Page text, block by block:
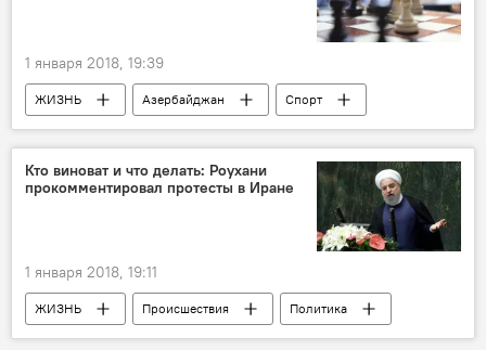
1 января 2018, 19:39
ЖИЗНЬ Азербайджан
Спорт
Новости
Новости мира
Кто виноват и что делать: Роухани
прокомментировал протесты в Иране
1 января 2018, 19:11
ЖИЗНЬ Происшествия
Политика
Новости
Новости мира